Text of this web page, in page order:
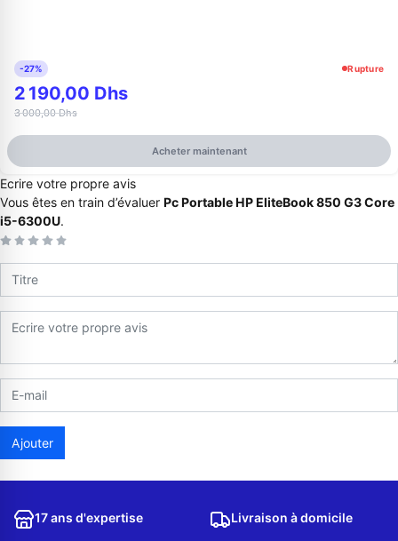
Appelez-nous au
06 37 08 07 06
Envoyer un message
-27% Rupture
2 190,00 Dhs
3 000,00 Dhs
Acheter maintenant
Ecrire votre propre avis
Vous êtes en train d’évaluer Pc Portable HP EliteBook 850 G3 Core
i5-6300U.
Ajouter
17 ans d'expertise Livraison à domicile